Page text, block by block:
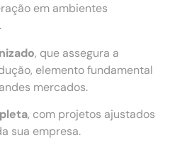
em ambientes
, que assegura a
elemento fundamental
mercados.
, com projetos ajustados
sua empresa.